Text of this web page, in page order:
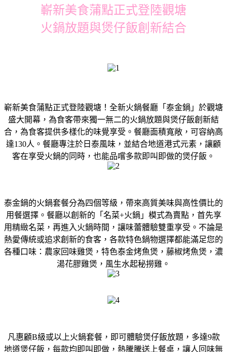
嶄新美食蒲點正式登陸觀塘
火鍋放題與煲仔飯創新結合
嶄新美食蒲點正式登陸觀塘！全新火鍋餐廳「泰金鍋」於觀塘
盛大開幕，為食客帶來獨一無二的火鍋放題與煲仔飯創新結
合，為食客提供多樣化的味覺享受。餐廳面積寬敞，可容納高
達130人。餐廳專注於日泰風味，並結合地道港式元素，讓顧
客在享受火鍋的同時，也能品嚐多款即叫即做的煲仔飯。
泰金鍋的火鍋套餐分為四個等級，帶來高質美味與高性價比的
用餐選擇。餐廳以創新的「名菜+火鍋」模式為賣點，首先享
用精緻名菜，再進入火鍋時間，讓味蕾體驗雙重享受。不論是
熱愛傳統或追求創新的食客，各款特色鍋物選擇都能滿足您的
各種口味：農家回味雞煲，特色泰金烤魚煲，藤椒烤魚煲，濃
湯花膠雞煲，風生水起秘撈雞。
凡惠顧B級或以上火鍋套餐，即可體驗煲仔飯放題，多達9款
地道煲仔飯，每款均即叫即做，熱騰騰送上餐桌，讓人回味無